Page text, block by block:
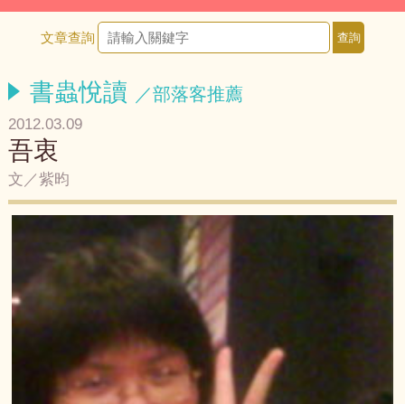
文章查詢
書蟲悅讀 ／部落客推薦
2012.03.09
吾衷
文／紫昀